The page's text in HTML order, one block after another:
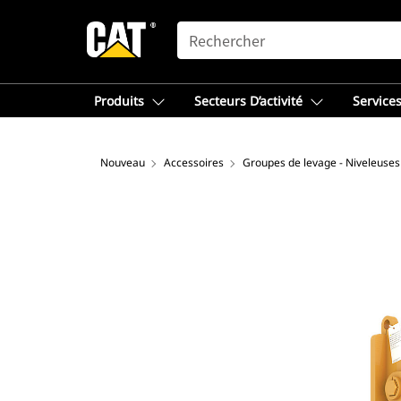
SEARCH
Produits Secteurs D’activité
Nouveau Accessoires Groupes de levage - Niveleuses